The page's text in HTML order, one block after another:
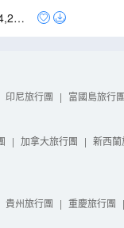
,23/0
印尼旅行團 | 富國島旅行團
| 加拿大旅行團 | 新西蘭
貴州旅行團 | 重慶旅行團 |